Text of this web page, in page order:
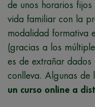
de unos horarios
vida familiar con la
modalidad formativa
(gracias a los
es de extrañar dados
conlleva. Algunas de
un curso online a